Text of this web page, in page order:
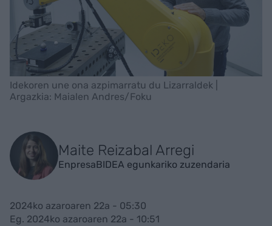
Idekoren une ona azpimarratu du Lizarraldek |
Argazkia: Maialen Andres/Foku
Maite Reizabal Arregi
EnpresaBIDEA egunkariko zuzendaria
2024ko azaroaren 22a - 05:30
Eg. 2024ko azaroaren 22a - 10:51